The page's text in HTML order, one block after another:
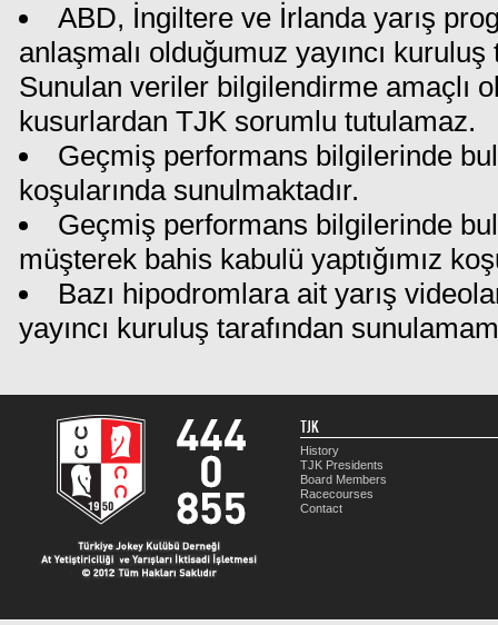
ABD, İngiltere ve İrlanda yarış
anlaşmalı olduğumuz yayıncı
Sunulan veriler bilgilendirme amaçlı
kusurlardan TJK sorumlu tutulamaz.
Geçmiş performans bilgilerinde
koşularında sunulmaktadır.
Geçmiş performans bilgilerinde
müşterek bahis kabulü yaptığımız
Bazı hipodromlara ait yarış
yayıncı kuruluş tarafından
TJK
History
TJK Presidents
Board Members
Racecourses
Contact